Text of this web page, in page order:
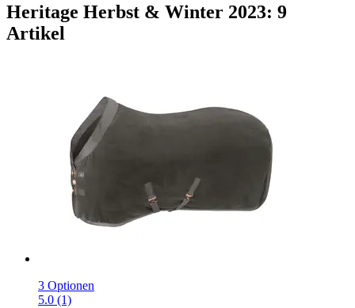
Heritage Herbst & Winter 2023: 9
Artikel
3 Optionen
5.0 (1)